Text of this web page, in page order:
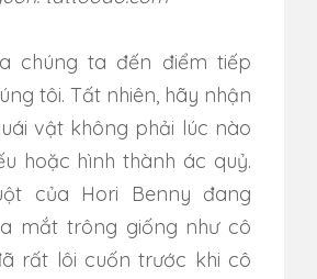
chúng ta đến điểm tiếp
tôi. Tất nhiên, hãy nhận
vật không phải lúc nào
hoặc hình thành ác quỷ.
của Hori Benny đang
mắt trông giống như cô
rất lôi cuốn trước khi cô